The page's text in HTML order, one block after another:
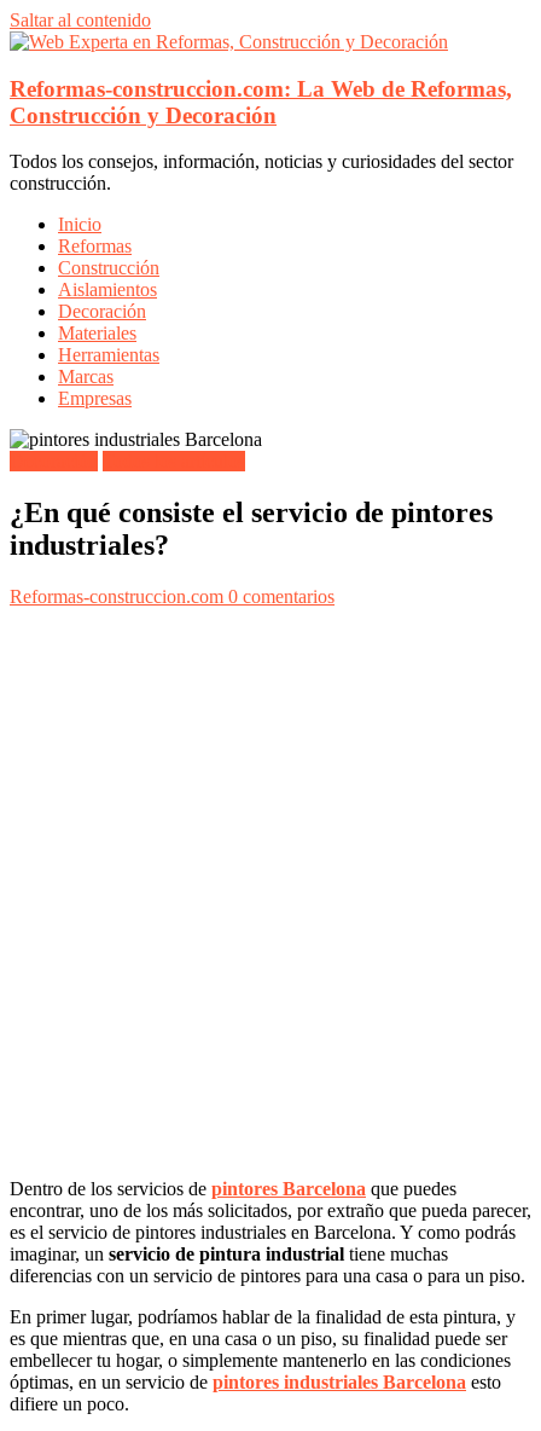
Saltar al contenido
Reformas-construccion.com: La Web de Reformas,
Construcción y Decoración
Todos los consejos, información, noticias y curiosidades del sector
construcción.
Inicio
Reformas
Construcción
Aislamientos
Decoración
Materiales
Herramientas
Marcas
Empresas
¿En qué consiste el servicio de pintores
industriales?
Reformas-construccion.com 0 comentarios
Dentro de los servicios de pintores Barcelona que puedes
encontrar, uno de los más solicitados, por extraño que pueda parecer,
es el servicio de pintores industriales en Barcelona. Y como podrás
imaginar, un servicio de pintura industrial tiene muchas
diferencias con un servicio de pintores para una casa o para un piso.
En primer lugar, podríamos hablar de la finalidad de esta pintura, y
es que mientras que, en una casa o un piso, su finalidad puede ser
embellecer tu hogar, o simplemente mantenerlo en las condiciones
óptimas, en un servicio de pintores industriales Barcelona esto
difiere un poco.